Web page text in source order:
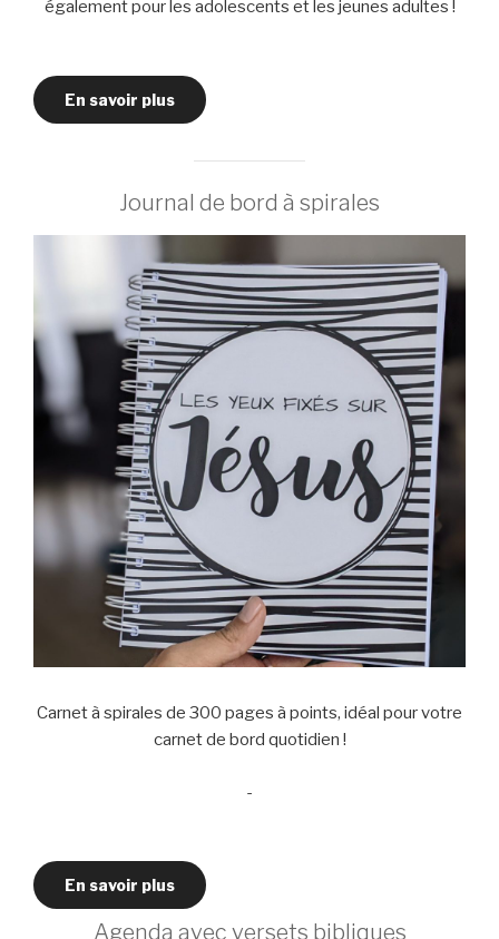
également pour les adolescents et les jeunes adultes !
En savoir plus
Journal de bord à spirales
Carnet à spirales de 300 pages à points, idéal pour votre
carnet de bord quotidien !
-
En savoir plus
Agenda avec versets bibliques